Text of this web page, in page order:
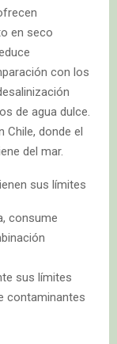
en seco
con los
de agua dulce.
Chile, donde el
del mar.
sus límites
consume
sus límites
contaminantes